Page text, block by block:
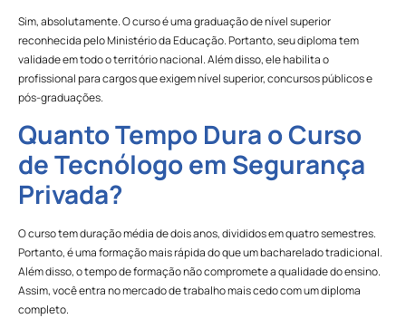
Sim, absolutamente. O curso é uma graduação de nível superior
reconhecida pelo Ministério da Educação. Portanto, seu diploma tem
validade em todo o território nacional. Além disso, ele habilita o
profissional para cargos que exigem nível superior, concursos públicos e
pós-graduações.
Quanto Tempo Dura o Curso
de Tecnólogo em Segurança
Privada?
O curso tem duração média de dois anos, divididos em quatro semestres.
Portanto, é uma formação mais rápida do que um bacharelado tradicional.
Além disso, o tempo de formação não compromete a qualidade do ensino.
Assim, você entra no mercado de trabalho mais cedo com um diploma
completo.